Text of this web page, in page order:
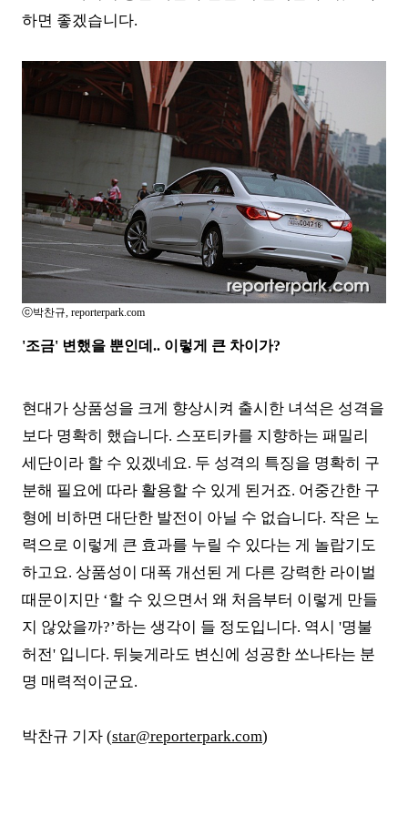
하면 좋겠습니다.
ⓒ박찬규, reporterpark.com
'조금' 변했을 뿐인데.. 이렇게 큰 차이가?
현대가 상품성을 크게 향상시켜 출시한 녀석은 성격을
보다 명확히 했습니다. 스포티카를 지향하는 패밀리
세단이라 할 수 있겠네요. 두 성격의 특징을 명확히 구
분해 필요에 따라 활용할 수 있게 된거죠. 어중간한 구
형에 비하면 대단한 발전이 아닐 수 없습니다. 작은 노
력으로 이렇게 큰 효과를 누릴 수 있다는 게 놀랍기도
하고요. 상품성이 대폭 개선된 게 다른 강력한 라이벌
때문이지만 ‘할 수 있으면서 왜 처음부터 이렇게 만들
지 않았을까?’하는 생각이 들 정도입니다. 역시 '명불
허전' 입니다. 뒤늦게라도 변신에 성공한 쏘나타는 분
명 매력적이군요.
박찬규 기자 (star@reporterpark.com)